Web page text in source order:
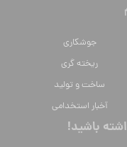
جوشکاری
ریخته گری
ساخت و تولید
آخبار استخدامی
باشید!